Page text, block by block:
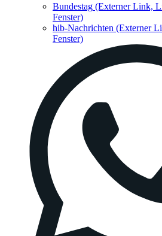
Bundestag (Externer Link,
Fenster)
hib-Nachrichten (Externer
Fenster)